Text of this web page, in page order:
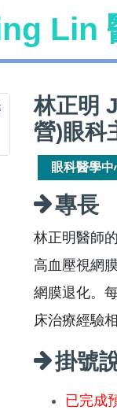
Lin
林正明
營)眼科
眼科醫學中
專長
林正明醫師
高血壓視網
網膜退化。
床治療經驗
掛號
已完成